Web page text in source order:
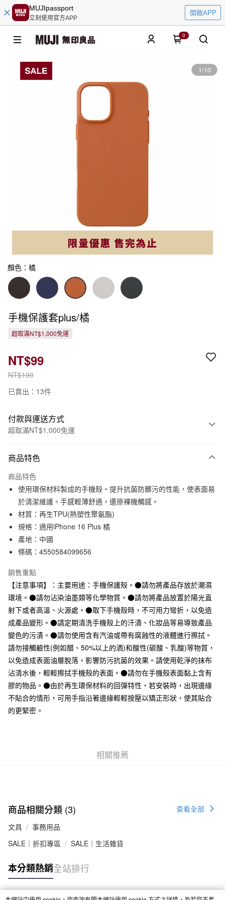
MUJIpassport
立刻使用官方APP
開啟APP
0
1/10
顏色：橘
手機保護套plus/橘
超取滿NT$1,000免運
NT$190
NT$99
已賣出：13件
付款與運送方式
超取滿NT$1,000免運
信用卡一次付款
信用卡分期付款
3 期 0 利率 每期NT$33
合作金庫商業銀行
華南商業銀行
上海商業儲蓄銀行
臺灣中小企業銀行
匯豐（台灣）商業銀行
聯邦商業銀行
元大商業銀行
永豐商業銀行
玉山商業銀行
星展（台灣）商業銀行
台新國際商業銀行
中國信託商業銀行
台灣樂天信用卡公司
超商取貨付款
LINE Pay
Apple Pay
街口支付
悠遊付
運送方式
全家取貨付款
每筆NT$65，滿NT$1,000(含以上)免運費
付款後全家取貨
每筆NT$65，滿NT$1,000(含以上)免運費
7-11取貨付款
每筆NT$65，滿NT$1,000(含以上)免運費
免運費
商品特色
商品特色
使用環保材料製成的手機殼。提升抗菌防髒污的性能，使表面易
於清潔維護。手感輕薄舒適，還原裸機觸感。
材質：再生TPU(熱塑性聚氨酯)
規格：適用iPhone 16 Plus 橘
產地：中國
條碼：4550584099656
銷售重點
【注意事項】：主要用途：手機保護殼。●請勿將產品存放於潮濕
環境。●請勿沾染油墨類等化學物質。●請勿將產品放置於陽光直
射下或者高溫、火源處。●取下手機殼時，不可用力彎折，以免造
成產品變形。●請定期清洗手機殼上的汗漬、化妝品等易導致產品
變色的污漬。●請勿使用含有汽油或帶有腐蝕性的液體進行擦拭。
請勿接觸鹼性(例如醋、50%以上的酒)和酸性(碳酸、乳酸)等物質，
以免造成表面油層脫落，影響防污抗菌的效果。請使用乾淨的抹布
沾清水後，輕輕擦拭手機殼的表面。●請勿在手機殼表面黏上含有
膠的物品。●由於再生環保材料的回彈特性，若安裝時，出現邊緣
不貼合的情形，可用手指沿著邊緣輕輕按壓以矯正形狀，使其貼合
的更緊密。
相關推薦
商品相關分類 (3)
查看全部
文具
事務用品
SALE｜折扣專區
SALE｜生活雜貨
本分類熱銷全站排行